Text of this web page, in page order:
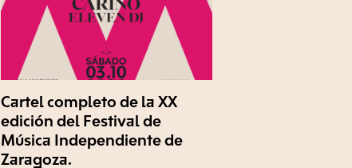
Cartel completo de la XX
edición del Festival de
Música Independiente de
Zaragoza.